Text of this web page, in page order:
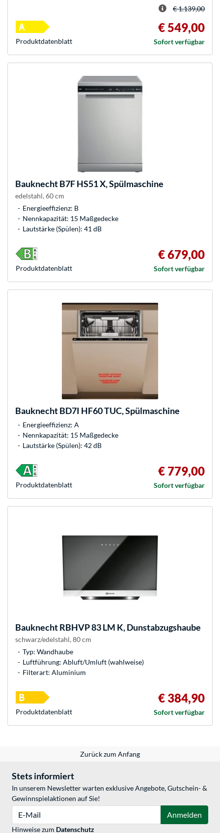
€ 1.139,00
€ 549,00
Sofort verfügbar
Produkt­datenblatt
BauknechtB7F HS51 X, Spülmaschine
edelstahl, 60 cm
Energieeffizienz: B
Nennkapazität: 15 Maßgedecke
Lautstärke (Spülen): 41 dB
€ 679,00
Sofort verfügbar
Produkt­datenblatt
BauknechtBD7I HF60 TUC, Spülmaschine
Energieeffizienz: A
Nennkapazität: 15 Maßgedecke
Lautstärke (Spülen): 42 dB
€ 779,00
Sofort verfügbar
Produkt­datenblatt
BauknechtRBHVP 83 LM K, Dunstabzugshaube
schwarz/edelstahl, 80 cm
Typ: Wandhaube
Luftführung: Abluft/Umluft (wahlweise)
Filterart: Aluminium
€ 384,90
Sofort verfügbar
Produkt­datenblatt
Zurück zum Anfang
Stets informiert
In unserem Newsletter warten exklusive Angebote, Gutschein- &
Gewinnspielaktionen auf Sie!
Anmelden
Hinweise zum Datenschutz